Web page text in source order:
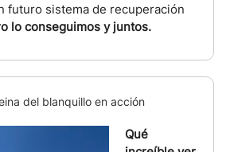
futuro sistema de recuperación
lo conseguimos y juntos.
del blanquillo en acción
Qué